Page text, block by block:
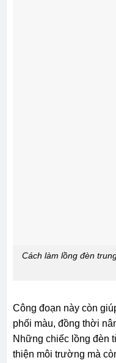
Cách làm lồng đèn
Công đoạn này còn
phối màu, đồng thời
Những chiếc lồng đèn
thiện môi trường mà